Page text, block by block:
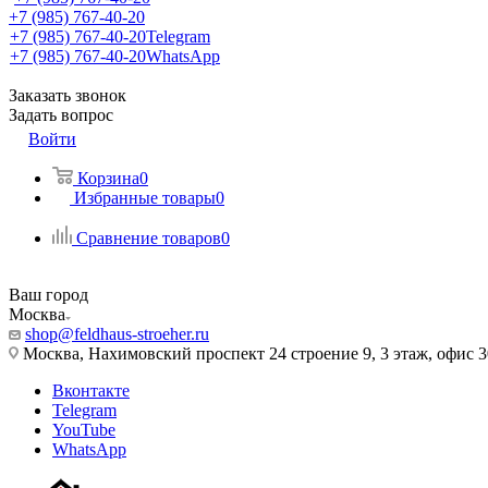
+7 (985) 767-40-20
+7 (985) 767-40-20Telegram
+7 (985) 767-40-20WhatsApp
Заказать звонок
Задать вопрос
Войти
Корзина0
Избранные товары0
Сравнение товаров0
Ваш город
Москва
shop@feldhaus-stroeher.ru
Москва, Нахимовский проспект 24 строение 9, 3 этаж, офис
Вконтакте
Telegram
YouTube
WhatsApp